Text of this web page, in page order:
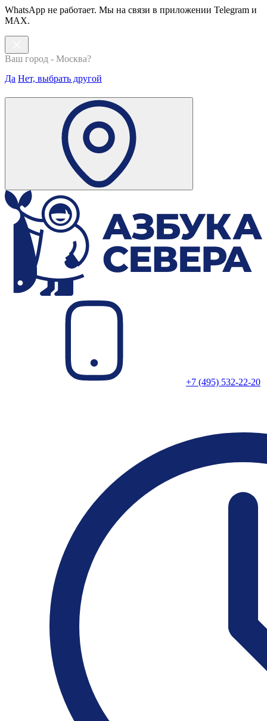
WhatsApp не работает. Мы на связи в приложении Telegram и
MAX.
Ваш город - Москва?
Да Нет, выбрать другой
+7 (495) 532-22-20